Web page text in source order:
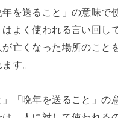
を送ること」の意味で
よく使われる言い回し
亡くなった場所のこと
す。
」「晩年を送ること」の